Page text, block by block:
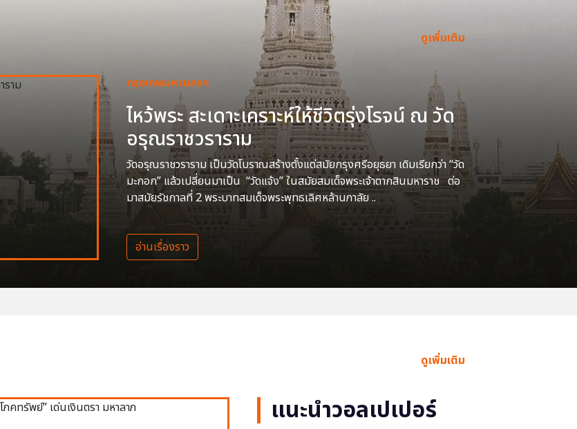
ดูเพิ่มเติม
กรุงเทพมหานครฯ
ไหว้พระ สะเดาะเคราะห์ให้ชีวิตรุ่งโรจน์ ณ วัด
อรุณราชวราราม
วัดอรุณราชวราราม เป็นวัดโบราณสร้างตั้งแต่สมัยกรุงศรีอยุธยา เดิมเรียกว่า “วัด
มะกอก” แล้วเปลี่ยนมาเป็น “วัดแจ้ง” ในสมัยสมเด็จพระเจ้าตากสินมหาราช ต่อ
มาสมัยรัชกาลที่ 2 พระบาทสมเด็จพระพุทธเลิศหล้านภาลัย ..
อ่านเรื่องราว
ดูเพิ่มเติม
แนะนำวอลเปเปอร์